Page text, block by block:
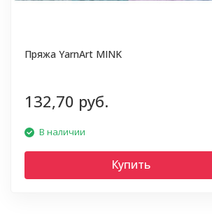
Пряжа YarnArt MINK
132,70 руб.
В наличии
Купить